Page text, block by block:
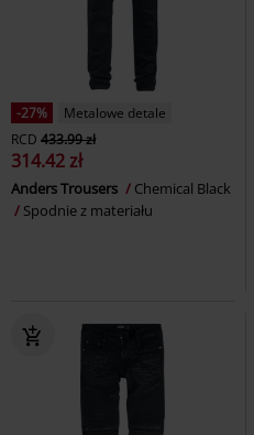
-27%
Metalowe detale
RCD 433.99 zł
314.42 zł
Anders Trousers
Chemical Black
Spodnie z materiału